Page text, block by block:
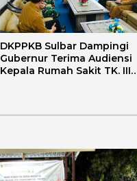
DKPPKB Sulbar Dampingi
Gubernur Terima Audiensi
Kepala Rumah Sakit TK. III